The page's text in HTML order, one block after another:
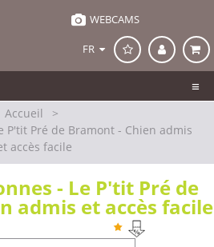
WEBCAMS
FR
Accueil
>
P'tit Pré de Bramont - Chien admis
accès facile
- Le P'tit Pré de
admis et accès facile